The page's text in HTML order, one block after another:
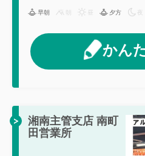
早朝 夕方 夜
かん
湘南主管支店 南町
田営業所